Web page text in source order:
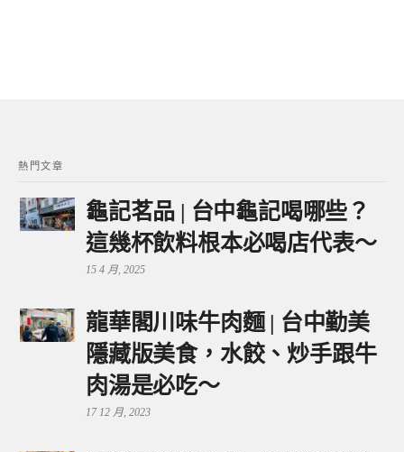
熱門文章
龜記茗品 | 台中龜記喝哪些？
這幾杯飲料根本必喝店代表～
15 4 月, 2025
龍華閣川味牛肉麵 | 台中勤美
隱藏版美食，水餃、炒手跟牛
肉湯是必吃～
17 12 月, 2023